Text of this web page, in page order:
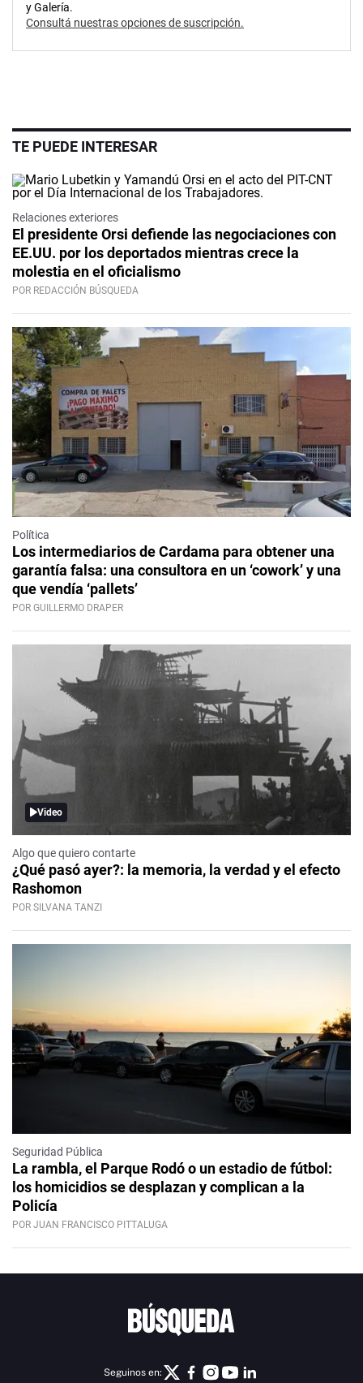
y Galería.
Consultá nuestras opciones de suscripción.
TE PUEDE INTERESAR
Relaciones exteriores
El presidente Orsi defiende las negociaciones con
EE.UU. por los deportados mientras crece la
molestia en el oficialismo
POR REDACCIÓN BÚSQUEDA
Política
Los intermediarios de Cardama para obtener una
garantía falsa: una consultora en un ‘cowork’ y una
que vendía ‘pallets’
POR GUILLERMO DRAPER
Video
Algo que quiero contarte
¿Qué pasó ayer?: la memoria, la verdad y el efecto
Rashomon
POR SILVANA TANZI
Seguridad Pública
La rambla, el Parque Rodó o un estadio de fútbol:
los homicidios se desplazan y complican a la
Policía
POR JUAN FRANCISCO PITTALUGA
Seguinos en: